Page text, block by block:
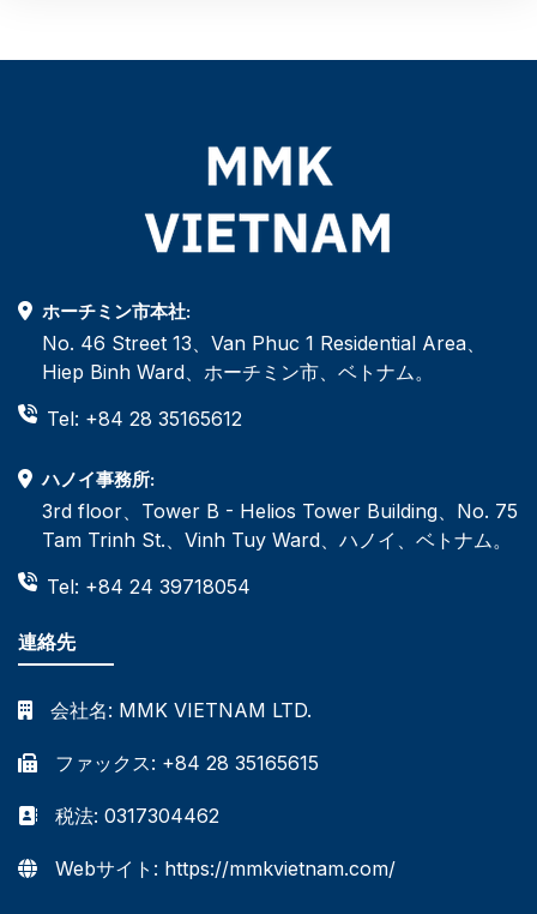
ホーチミン市本社:
No. 46 Street 13、Van Phuc 1 Residential Area、
Hiep Binh Ward、ホーチミン市、ベトナム。
Tel: +84 28 35165612
ハノイ事務所:
3rd floor、Tower B - Helios Tower Building、No. 75
Tam Trinh St.、Vinh Tuy Ward、ハノイ、ベトナム。
Tel: +84 24 39718054
連絡先
会社名: MMK VIETNAM LTD.
ファックス: +84 28 35165615
税法: 0317304462
Webサイト: https://mmkvietnam.com/